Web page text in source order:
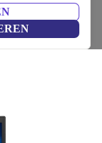
€264,50